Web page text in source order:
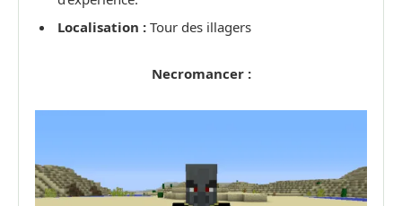
Localisation : Tour des illagers
Necromancer :